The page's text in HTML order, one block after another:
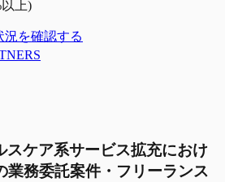
以上)
況を確認する
スケア系サービス拡充におけ
業務委託案件・フリーランス